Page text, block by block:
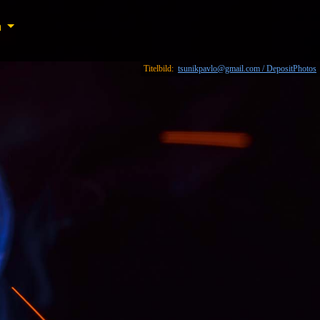
Titelbild: tsunikpavlo@gmail.com / DepositPhotos